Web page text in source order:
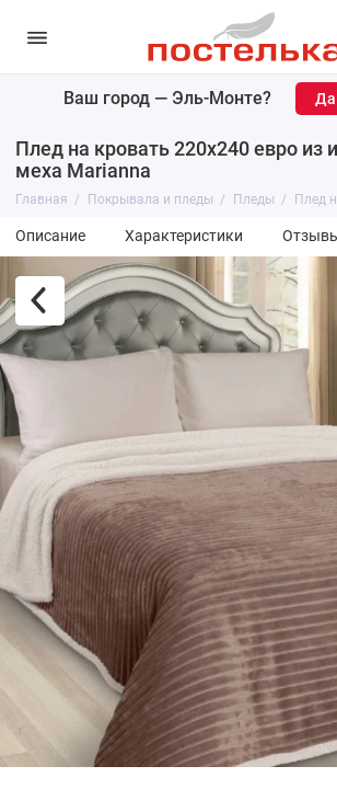
Ваш город — Эль-Монте?
Плед на кровать 220х240 евро из
меха Marianna
Главная Покрывала и пледы Пледы Плед
Описание Характеристики